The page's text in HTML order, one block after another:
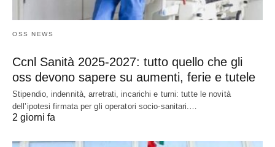
OSS NEWS
Ccnl Sanità 2025-2027: tutto quello che gli
oss devono sapere su aumenti, ferie e tutele
Stipendio, indennità, arretrati, incarichi e turni: tutte le novità
dell’ipotesi firmata per gli operatori socio-sanitari.…
2 giorni fa